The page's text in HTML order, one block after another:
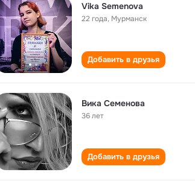
Vika Semenova
22 года, Мурманск
Добавить в друзья
Вика Семенова
36 лет
Добавить в друзья